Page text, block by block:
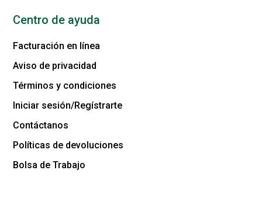
Centro de ayuda
Facturación en línea
Aviso de privacidad
Términos y condiciones
Iniciar sesión/Regístrarte
Contáctanos
Políticas de devoluciones
Bolsa de Trabajo